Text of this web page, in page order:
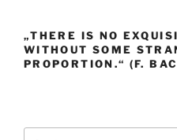
„THERE IS NO
WITHOUT SOME
PROPORTION.“ (F.